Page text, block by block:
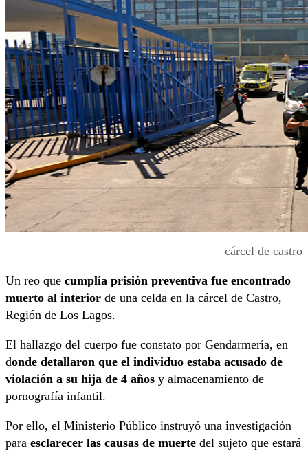
cárcel de castro
Un reo que cumplía prisión preventiva fue encontrado
muerto al interior de una celda en la cárcel de Castro,
Región de Los Lagos.
El hallazgo del cuerpo fue constato por Gendarmería, en
donde detallaron que el individuo estaba acusado de
violación a su hija de 4 años y almacenamiento de
pornografía infantil.
Por ello, el Ministerio Público instruyó una investigación
para esclarecer las causas de muerte del sujeto que estará